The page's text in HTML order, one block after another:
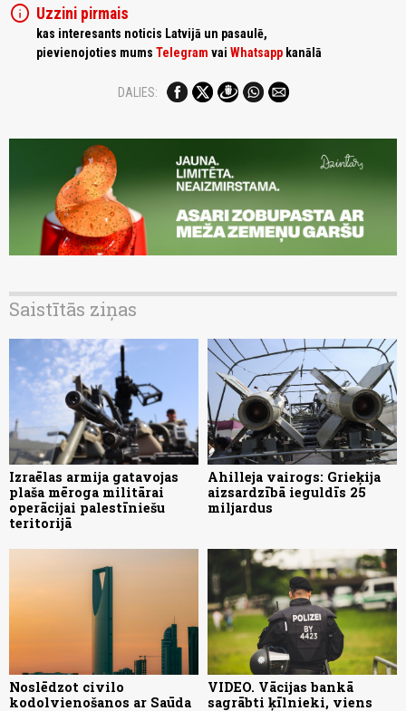
info Uzzini pirmais
kas interesants noticis Latvijā un pasaulē,
pievienojoties mums Telegram vai Whatsapp kanālā
DALIES:
Saistītās ziņas
Izraēlas armija gatavojas
plaša mēroga militārai
operācijai palestīniešu
teritorijā
Ahilleja vairogs: Grieķija
aizsardzībā ieguldīs 25
miljardus
Noslēdzot civilo
kodolvienošanos ar Saūda
VIDEO. Vācijas bankā
sagrābti ķīlnieki, viens